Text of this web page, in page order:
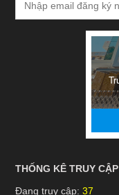
THỐNG KÊ TRUY CẬP
Đang truy cập: 37